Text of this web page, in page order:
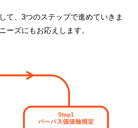
て、3つのステップで進めていきま
ーズにもお応えします。